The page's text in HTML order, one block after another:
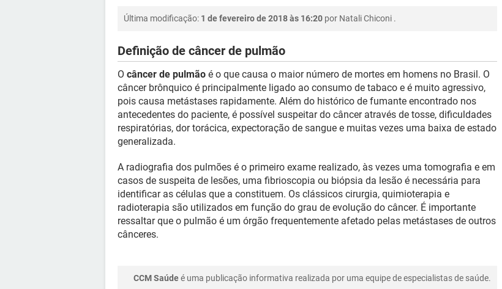
Última modificação: 1 de fevereiro de 2018 às 16:20 por Natali Chiconi .
Definição de câncer de pulmão
O câncer de pulmão é o que causa o maior número de mortes em homens no Brasil. O
câncer brônquico é principalmente ligado ao consumo de tabaco e é muito agressivo,
pois causa metástases rapidamente. Além do histórico de fumante encontrado nos
antecedentes do paciente, é possível suspeitar do câncer através de tosse, dificuldades
respiratórias, dor torácica, expectoração de sangue e muitas vezes uma baixa de estado
generalizada.
A radiografia dos pulmões é o primeiro exame realizado, às vezes uma tomografia e em
casos de suspeita de lesões, uma fibrioscopia ou biópsia da lesão é necessária para
identificar as células que a constituem. Os clássicos cirurgia, quimioterapia e
radioterapia são utilizados em função do grau de evolução do câncer. É importante
ressaltar que o pulmão é um órgão frequentemente afetado pelas metástases de outros
cânceres.
CCM Saúdeé uma publicação informativa realizada por uma equipe de especialistas de saúde.